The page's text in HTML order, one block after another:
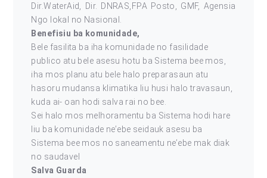
Dir.WaterAid, Dir. DNRAS,FPA Posto, GMF, Agensia
Ngo lokal no Nasional.
Benefisiu ba komunidade,
Bele fasilita ba iha komunidade no fasilidade
publico atu bele asesu hotu ba Sistema bee mos,
iha mos planu atu bele halo preparasaun atu
hasoru mudansa klimatika liu husi halo travasaun,
kuda ai- oan hodi salva rai no bee.
Sei halo mos melhoramentu ba Sistema hodi hare
liu ba komunidade ne’ebe seidauk asesu ba
Sistema bee mos no saneamentu ne’ebe mak diak
no saudavel
Salva Guarda